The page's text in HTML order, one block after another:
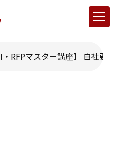
・RFPマスター講座】 自社